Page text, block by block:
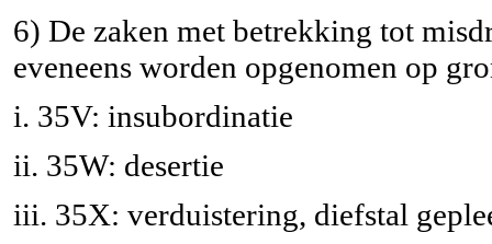
6) De zaken met betrekking tot
eveneens worden opgenomen op
i. 35V: insubordinatie
ii. 35W: desertie
iii. 35X: verduistering, diefstal